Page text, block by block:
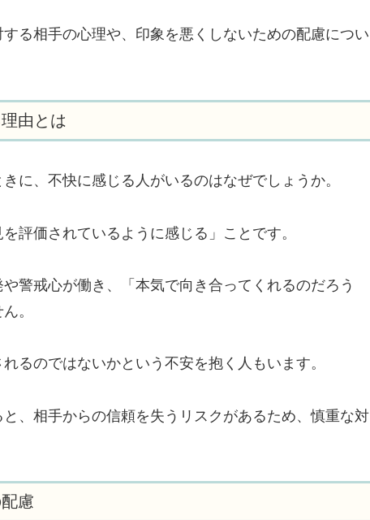
る相手の心理や、印象を悪くしないための配慮につい
由とは
に、不快に感じる人がいるのはなぜでしょうか。
評価されているように感じる」ことです。
警戒心が働き、「本気で向き合ってくれるのだろう
。
るのではないかという不安を抱く人もいます。
、相手からの信頼を失うリスクがあるため、慎重な対
慮